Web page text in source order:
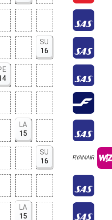
SU
16
LA
15
SU
16
LA
15